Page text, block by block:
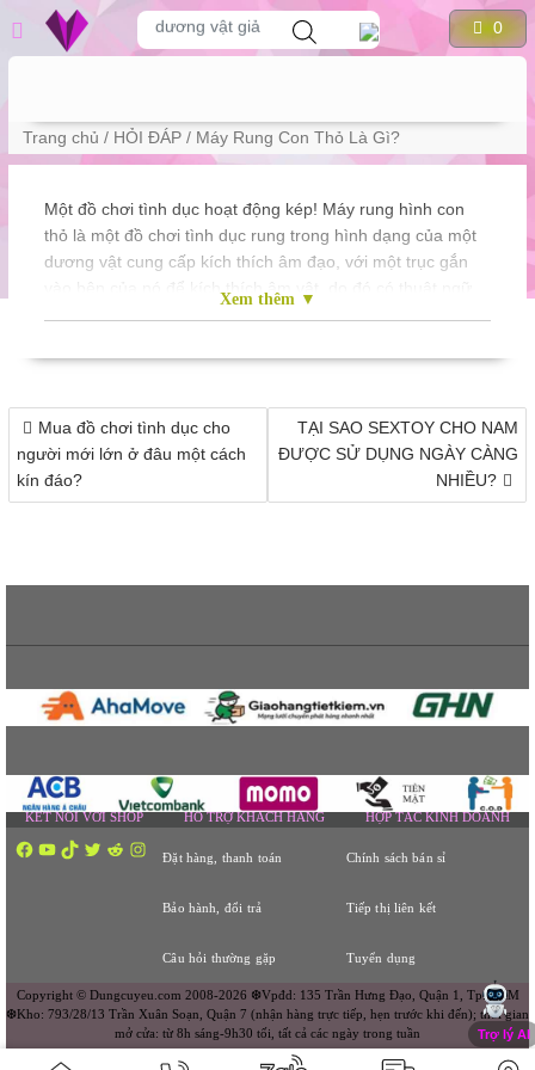
content
0
Tìm
kiếm
sản
dương vật giả
Trang chủ / HỎI ĐÁP / Máy Rung Con Thỏ Là Gì?
Một đồ chơi tình dục hoạt động kép! Máy rung hình con
thỏ là một đồ chơi tình dục rung trong hình dạng của một
dương vật cung cấp kích thích âm đạo, với một trục gắn
vào bên của nó để kích thích âm vật, do đó có thuật ngữ
giống như một cặp tai thỏ.
Máy run...
Xem thêm ▼
Điều
hướng
bài
viết
Mua đồ chơi tình dục cho
người mới lớn ở đâu một cách
kín đáo?
TẠI SAO SEXTOY CHO NAM
ĐƯỢC SỬ DỤNG NGÀY CÀNG
NHIỀU?
KẾT NỐI VỚI SHOP
Facebook
YouTube
TikTokTwitterRedditInstagram
HỔ TRỢ KHÁCH HÀNG
Đặt hàng, thanh toán
Bảo hành, đổi trả
Câu hỏi thường gặp
HỢP TÁC KINH DOANH
Chính sách bán sỉ
Tiếp thị liên kết
Tuyển dụng
Copyright © Dungcuyeu.com 2008-2026 ❆Vpđd: 135 Trần Hưng Đạo, Quận 1, Tp. HCM
❆Kho: 793/28/13 Trần Xuân Soạn, Quận 7 (nhận hàng trực tiếp, hẹn trước khi đến); thời gian
mở cửa: từ 8h sáng-9h30 tối, tất cả các ngày trong tuần